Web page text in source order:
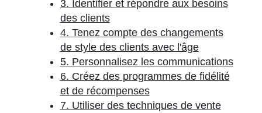
3. Identifier et répondre aux besoins
des clients
4. Tenez compte des changements
de style des clients avec l'âge
5. Personnalisez les communications
6. Créez des programmes de fidélité
et de récompenses
7. Utiliser des techniques de vente